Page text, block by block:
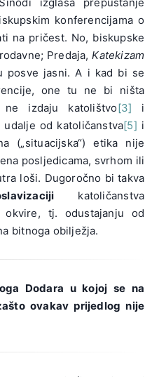
konferencijama o
na pričest. No, biskupske
Predaja,Katekizam
posve jasni. A i kad bi se
one tu ne bi ništa
izdaju katolištvo[3] i
od katoličanstva[5] i
(„situacijska“) etika nije
posljedicama, svrhom ili
loši. Dugoročno bi takva
katoličanstva
okvire, tj. odustajanju od
bitnoga obilježja.
Dodara u kojoj se na
ovakav prijedlog nije